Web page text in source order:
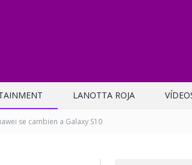
LANOTTA ROJA
se cambien a Galaxy S10